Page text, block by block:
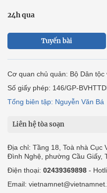
24h qua
Tuyến bài
Cơ quan chủ quản: Bộ Dân tộc
Số giấy phép: 146/GP-
Tổng biên tập: Nguyễn Văn Bá
Liên hệ tòa soạn
Địa chỉ: Tầng 18, Toà nhà Cục
Đình Nghệ, phường Cầu Giấy,
Điện thoại: 02439369898 -
Email: